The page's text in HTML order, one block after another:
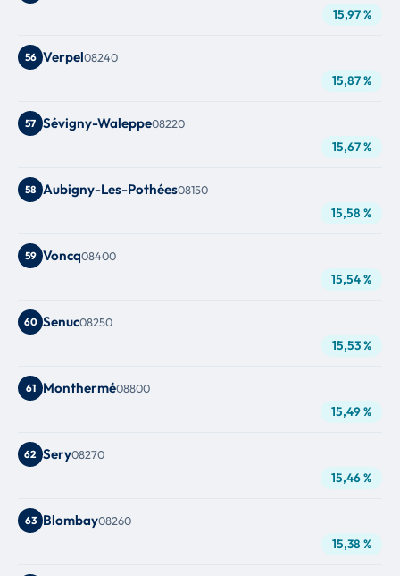
15,97 %
56 Verpel08240
15,87 %
57 Sévigny-Waleppe08220
15,67 %
58 Aubigny-Les-Pothées08150
15,58 %
59 Voncq08400
15,54 %
60 Senuc08250
15,53 %
61 Monthermé08800
15,49 %
62 Sery08270
15,46 %
63 Blombay08260
15,38 %